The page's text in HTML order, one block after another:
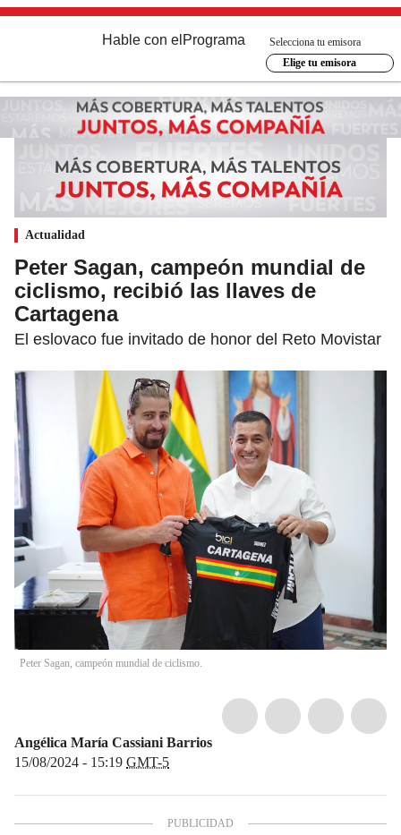
Hable con el Programa
Selecciona tu emisora
Elige tu emisora
Actualidad
Peter Sagan, campeón mundial de
ciclismo, recibió las llaves de
Cartagena
El eslovaco fue invitado de honor del Reto Movistar
Peter Sagan, campeón mundial de ciclismo.
Angélica María Cassiani Barrios
15/08/2024 - 15:19 GMT-5